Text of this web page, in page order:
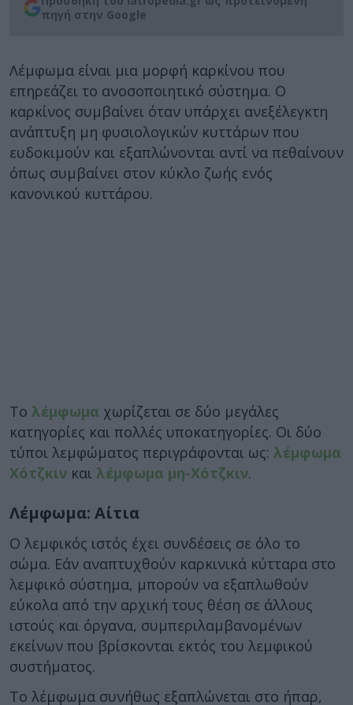
πηγή στην Google
Λέμφωμα είναι μια μορφή καρκίνου που
επηρεάζει το ανοσοποιητικό σύστημα. Ο
καρκίνος συμβαίνει όταν υπάρχει ανεξέλεγκτη
ανάπτυξη μη φυσιολογικών κυττάρων που
ευδοκιμούν και εξαπλώνονται αντί να πεθαίνουν
όπως συμβαίνει στον κύκλο ζωής ενός
κανονικού κυττάρου.
Το λέμφωμα χωρίζεται σε δύο μεγάλες
κατηγορίες και πολλές υποκατηγορίες. Οι δύο
τύποι λεμφώματος περιγράφονται ως: λέμφωμα
Χότζκιν και λέμφωμα μη-Χότζκιν.
Λέμφωμα: Αίτια
Ο λεμφικός ιστός έχει συνδέσεις σε όλο το
σώμα. Εάν αναπτυχθούν καρκινικά κύτταρα στο
λεμφικό σύστημα, μπορούν να εξαπλωθούν
εύκολα από την αρχική τους θέση σε άλλους
ιστούς και όργανα, συμπεριλαμβανομένων
εκείνων που βρίσκονται εκτός του λεμφικού
συστήματος.
Το λέμφωμα συνήθως εξαπλώνεται στο ήπαρ,